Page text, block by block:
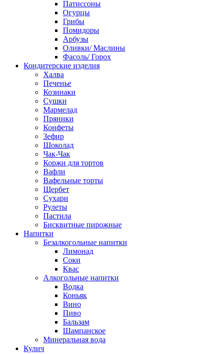
Патиссоны
Огурцы
Грибы
Помидоры
Арбузы
Оливки/ Маслины
Фасоль/ Горох
Кондитерские изделия
Халва
Печенье
Козинаки
Сушки
Мармелад
Пряники
Конфеты
Зефир
Шоколад
Чак-Чак
Коржи для тортов
Вафли
Вафельные торты
Щербет
Сухари
Рулеты
Пастила
Бисквитные пирожные
Напитки
Безалкогольные напитки
Лимонад
Соки
Квас
Алкогольные напитки
Водка
Коньяк
Вино
Пиво
Бальзам
Шампанское
Минеральная вода
Кулич